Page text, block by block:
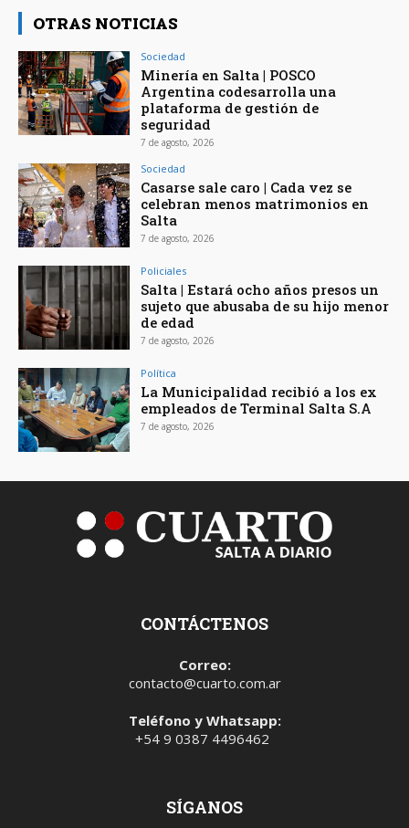
OTRAS NOTICIAS
Sociedad
Minería en Salta | POSCO
Argentina codesarrolla una
plataforma de gestión de
seguridad
7 de agosto, 2026
Sociedad
Casarse sale caro | Cada vez se
celebran menos matrimonios en
Salta
7 de agosto, 2026
Policiales
Salta | Estará ocho años presos un
sujeto que abusaba de su hijo menor
de edad
7 de agosto, 2026
Política
La Municipalidad recibió a los ex
empleados de Terminal Salta S.A
7 de agosto, 2026
CONTÁCTENOS
Correo:
contacto@cuarto.com.ar
Teléfono y Whatsapp:
+54 9 0387 4496462
SÍGANOS